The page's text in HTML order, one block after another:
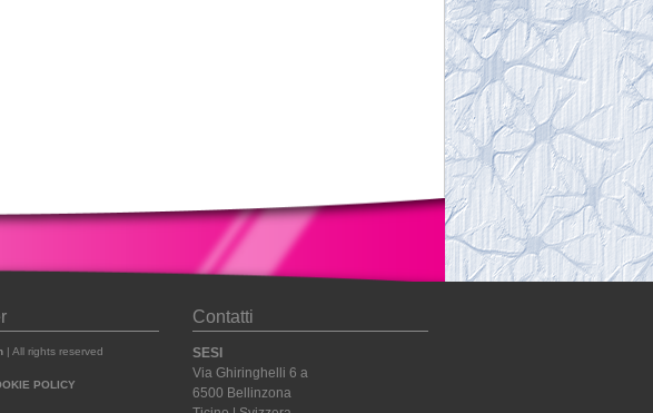
| All rights reserved
POLICY
Contatti
SESI
Via Ghiringhelli 6 a
6500 Bellinzona